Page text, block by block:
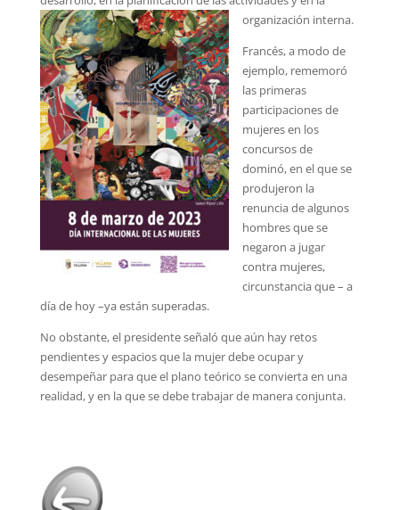
organización interna.
Francés, a modo de
ejemplo, rememoró
las primeras
participaciones de
mujeres en los
concursos de
dominó, en el que se
produjeron la
renuncia de algunos
hombres que se
negaron a jugar
contra mujeres,
circunstancia que – a
día de hoy –ya están superadas.
No obstante, el presidente señaló que aún hay retos
pendientes y espacios que la mujer debe ocupar y
desempeñar para que el plano teórico se convierta en una
realidad, y en la que se debe trabajar de manera conjunta.